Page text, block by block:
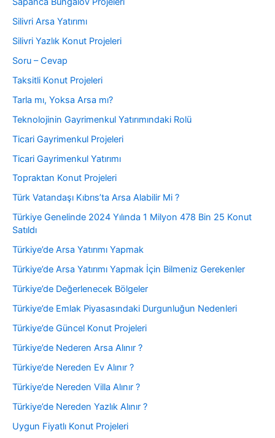
Silivri Arsa Yatırımı
Silivri Yazlık Konut Projeleri
Soru – Cevap
Taksitli Konut Projeleri
Tarla mı, Yoksa Arsa mı?
Teknolojinin Gayrimenkul Yatırımındaki Rolü
Ticari Gayrimenkul Projeleri
Ticari Gayrimenkul Yatırımı
Topraktan Konut Projeleri
Türk Vatandaşı Kıbrıs’ta Arsa Alabilir Mi ?
Türkiye Genelinde 2024 Yılında 1 Milyon 478 Bin 25 Konut
Satıldı
Türkiye’de Arsa Yatırımı Yapmak
Türkiye’de Arsa Yatırımı Yapmak İçin Bilmeniz Gerekenler
Türkiye’de Değerlenecek Bölgeler
Türkiye’de Emlak Piyasasındaki Durgunluğun Nedenleri
Türkiye’de Güncel Konut Projeleri
Türkiye’de Nederen Arsa Alınır ?
Türkiye’de Nereden Ev Alınır ?
Türkiye’de Nereden Villa Alınır ?
Türkiye’de Nereden Yazlık Alınır ?
Uygun Fiyatlı Konut Projeleri